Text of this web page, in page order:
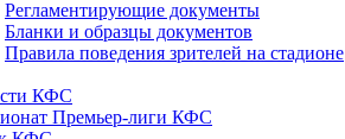
Регламентирующие документы
Бланки и образцы документов
Правила поведения зрителей на стадионе
КФС
Премьер-лиги КФС